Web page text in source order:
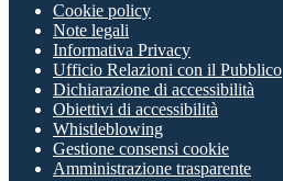
Cookie policy
Note legali
Informativa Privacy
Ufficio Relazioni con il Pubblico
Dichiarazione di accessibilità
Obiettivi di accessibilità
Whistleblowing
Gestione consensi cookie
Amministrazione trasparente